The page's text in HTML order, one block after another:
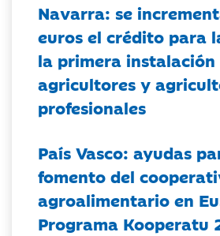
Navarra: se
euros el crédito para
la primera instalación
agricultores y
profesionales
País Vasco: ayudas
fomento del
agroalimentario en
Programa Kooperatu